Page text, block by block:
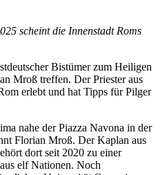
scheint die Innenstadt Roms
Bistümer zum Heiligen
Mroß treffen. Der Priester aus
erlebt und hat Tipps für Pilger
nahe der Piazza Navona in der
Florian Mroß. Der Kaplan aus
dort seit 2020 zu einer
elf Nationen. Noch